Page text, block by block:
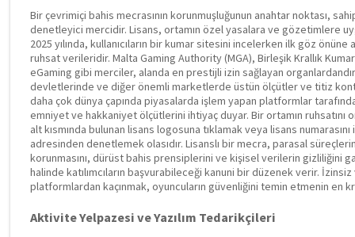
Bir çevrimiçi bahis mecrasının korunmuşluğunun anahtar noktası,
denetleyici mercidir. Lisans, ortamın özel yasalara ve gözetimlere
2025 yılında, kullanıcıların bir kumar sitesini incelerken ilk göz
ruhsat verileridir. Malta Gaming Authority (MGA), Birleşik Krallık
eGaming gibi merciler, alanda en prestijli izin sağlayan
devletlerinde ve diğer önemli marketlerde üstün ölçütler ve titiz
daha çok dünya çapında piyasalarda işlem yapan platformlar
emniyet ve hakkaniyet ölçütlerini ihtiyaç duyar. Bir ortamın ruhsatını
alt kısmında bulunan lisans logosuna tıklamak veya lisans
adresinden denetlemek olasıdır. Lisanslı bir mecra, parasal süreçlerin
korunmasını, dürüst bahis prensiplerini ve kişisel verilerin gizliliğini
halinde katılımcıların başvurabileceği kanuni bir düzenek verir.
platformlardan kaçınmak, oyuncuların güvenliğini temin etmenin en
Aktivite Yelpazesi ve Yazılım Tedarikçileri